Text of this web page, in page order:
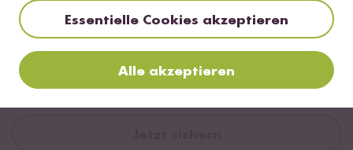
✔️ Von Sushi über Curry bis hin zu Desserts
✔️ Inklusive Tipps & Tricks für die Zubereitung
Essentielle Cookies akzeptieren
Alle akzeptieren